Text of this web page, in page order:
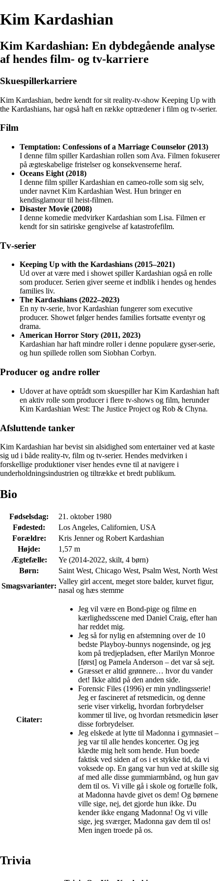
Kim Kardashian
Kim Kardashian: En dybdegående analyse
af hendes film- og tv-karriere
Skuespillerkarriere
Kim Kardashian, bedre kendt for sit reality-tv-show Keeping Up with
the Kardashians, har også haft en række optrædener i film og tv-serier.
Film
Temptation: Confessions of a Marriage Counselor (2013)
I denne film spiller Kardashian rollen som Ava. Filmen fokuserer
på ægteskabelige fristelser og konsekvenserne heraf.
Oceans Eight (2018)
I denne film spiller Kardashian en cameo-rolle som sig selv,
under navnet Kim Kardashian West. Hun bringer en
kendisglamour til heist-filmen.
Disaster Movie (2008)
I denne komedie medvirker Kardashian som Lisa. Filmen er
kendt for sin satiriske gengivelse af katastrofefilm.
Tv-serier
Keeping Up with the Kardashians (2015–2021)
Ud over at være med i showet spiller Kardashian også en rolle
som producer. Serien giver seerne et indblik i hendes og hendes
families liv.
The Kardashians (2022–2023)
En ny tv-serie, hvor Kardashian fungerer som executive
producer. Showet følger hendes families fortsatte eventyr og
drama.
American Horror Story (2011, 2023)
Kardashian har haft mindre roller i denne populære gyser-serie,
og hun spillede rollen som Siobhan Corbyn.
Producer og andre roller
Udover at have optrådt som skuespiller har Kim Kardashian haft
en aktiv rolle som producer i flere tv-shows og film, herunder
Kim Kardashian West: The Justice Project og Rob & Chyna.
Afsluttende tanker
Kim Kardashian har bevist sin alsidighed som entertainer ved at kaste
sig ud i både reality-tv, film og tv-serier. Hendes medvirken i
forskellige produktioner viser hendes evne til at navigere i
underholdningsindustrien og tiltrække et bredt publikum.
Bio
Fødselsdag:
21. oktober 1980
Fødested:
Los Angeles, Californien, USA
Forældre:
Kris Jenner og Robert Kardashian
Højde:
1,57 m
Ægtefælle:
Ye (2014-2022, skilt, 4 børn)
Børn:
Saint West, Chicago West, Psalm West, North West
Smagsvarianter:
Valley girl accent, meget store balder, kurvet figur,
nasal og hæs stemme
Citater:
Jeg vil være en Bond-pige og filme en
kærlighedsscene med Daniel Craig, efter han
har reddet mig.
Jeg så for nylig en afstemning over de 10
bedste Playboy-bunnys nogensinde, og jeg
kom på tredjepladsen, efter Marilyn Monroe
[først] og Pamela Anderson – det var så sejt.
Græsset er altid grønnere… hvor du vander
det! Ikke altid på den anden side.
Forensic Files (1996) er min yndlingsserie!
Jeg er fascineret af retsmedicin, og denne
serie viser virkelig, hvordan forbrydelser
kommer til live, og hvordan retsmedicin løser
disse forbrydelser.
Jeg elskede at lytte til Madonna i gymnasiet –
jeg var til alle hendes koncerter. Og jeg
klædte mig helt som hende. Hun boede
faktisk ved siden af os i et stykke tid, da vi
voksede op. En gang var hun ved at skille sig
af med alle disse gummiarmbånd, og hun gav
dem til os. Vi ville gå i skole og fortælle folk,
at Madonna havde givet os dem! Og børnene
ville sige, nej, det gjorde hun ikke. Du
kender ikke engang Madonna! Og vi ville
sige, jeg sværger, Madonna gav dem til os!
Men ingen troede på os.
Trivia